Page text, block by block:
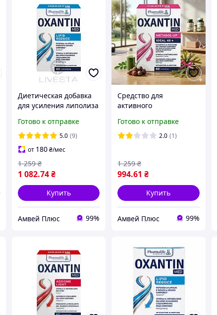
Диетическая добавка
для усиления липолиза
жиров", 60 таб.
Готово к отправке
5.0 (9)
от 180₴/мес
1 082.74₴
1 259 ₴
Купить
Амвей Плюс 99%
Средство для
активного
метаболизма Oxantin
Metabol-Up, 60 таб
Готово к отправке
2.0 (1)
994.61 ₴
1 259 ₴
Купить
Амвей Плюс 99%